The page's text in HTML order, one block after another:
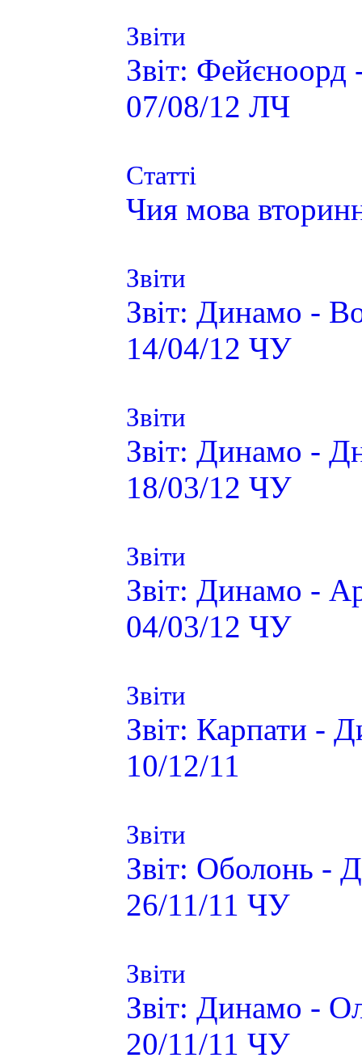
Звіти
Звіт:
07/08/12 ЛЧ
Статті
Чия мова
Звіти
Звіт: Динамо -
14/04/12 ЧУ
Звіти
Звіт: Динамо -
18/03/12 ЧУ
Звіти
Звіт: Динамо -
04/03/12 ЧУ
Звіти
Звіт: Карпати -
10/12/11
Звіти
Звіт: Оболонь -
26/11/11 ЧУ
Звіти
Звіт: Динамо -
20/11/11 ЧУ